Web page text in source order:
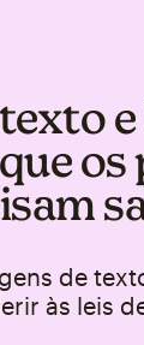
e
de
às leis